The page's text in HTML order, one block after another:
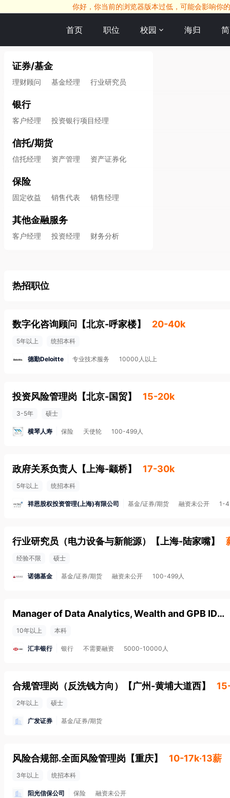
你好，你当前的浏览器版本过低，可能会影响你
首页 职位 校园 海归
证券/基金
理财顾问 基金经理 行业研究员
银行
客户经理 投资银行项目经理
信托/期货
信托经理 资产管理 资产证券化
保险
固定收益 销售代表 销售经理
其他金融服务
客户经理 投资经理 财务分析
热招职位
数字化咨询顾问 【北京-呼家楼】 20-40k
5年以上 统招本科
德勤Deloitte 专业技术服务 10000人以上
投资风险管理岗 【北京-国贸】 15-20k
3-5年 硕士
横琴人寿 保险 天使轮 100-499人
政府关系负责人 【 上海-颛桥】 17-30k
5年以上 统招本科
祥恩股权投资管理(上海)有限公司 基金/证券/期货 融资未公开 1-
行业研究员（电力设备与新能源） 【 上海-陆家嘴】
经验不限 硕士
诺德基金 基金/证券/期货 融资未公开 100-499人
Manager of Data Analytics, Wealth and GPB ID205839
10年以上 本科
汇丰银行 银行 不需要融资 5000-10000人
合规管理岗（反洗钱方向） 【广州-黄埔大道西】
2年以上 硕士
广发证券 基金/证券/期货
风险合规部.全面风险管理岗 【重庆】 10-17k·13薪
3年以上 统招本科
阳光信保公司 保险 融资未公开